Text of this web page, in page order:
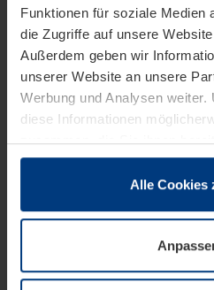
Funktionen für soziale Medien
die Zugriffe auf unsere
Außerdem geben wir
unserer Website an unsere
Werbung und Analysen weiter.
diese Informationen
zusammen, die Sie ihnen
sie im Rahmen Ihrer Nutzung
wenn diese für den Betrieb
notwendig sind. Für alle
wir Ihre Erlaubnis. Ihre
Alle Cookies